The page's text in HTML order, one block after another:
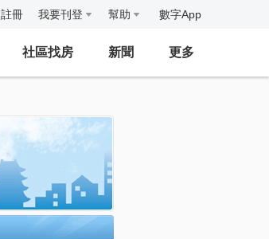
註冊 我要刊登 幫助 數字App
社區找房 新聞 更多